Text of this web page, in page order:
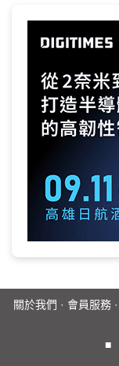
關於我們 · 會員服務·
■